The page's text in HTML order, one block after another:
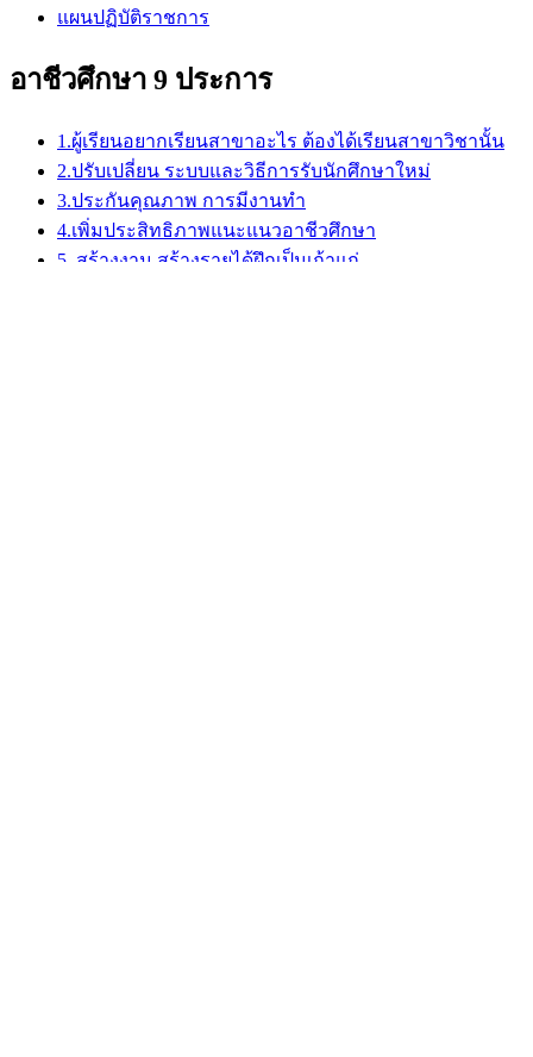
แผนปฏิบัติราชการ
อาชีวศึกษา 9 ประการ
1.ผู้เรียนอยากเรียนสาขาอะไร ต้องได้เรียนสาขาวิชานั้น
2.ปรับเปลี่ยน ระบบและวิธีการรับนักศึกษาใหม่
3.ประกันคุณภาพ การมีงานทำ
4.เพิ่มประสิทธิภาพแนะแนวอาชีวศึกษา
5. สร้างงาน สร้างรายได้ฝึกเป็นเถ้าแก่